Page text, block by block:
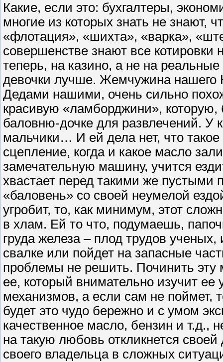
Какие, если это: бухгалтеры,
многие из которых знать не знают,
«флотация», «шихта», «варка»,
совершенстве знают все
теперь, на казино, а не на реальные
девочки лучше. Жемчужина нашего
Дедами нашими, очень сильно
красивую «ламборджини», которую,
баловню-дочке для развлечений. У
мальчики… И ей дела нет, что
сцепление, когда и какое масло
замечательную машину, учится
хвастает перед такими же пустыми
«баловень» со своей неумелой
угробит, то, как минимум, этот
в хлам. Ей то что, подумаешь,
груда железа – плод трудов
свалке или пойдет на запасные
проблемы не решить. Починить
ее, который внимательно изучит ее
механизмов, а если сам не поймет,
будет это чудо бережно и с умом
качественное масло, бензин и т.д.,
на такую любовь откликнется
своего владельца в сложных